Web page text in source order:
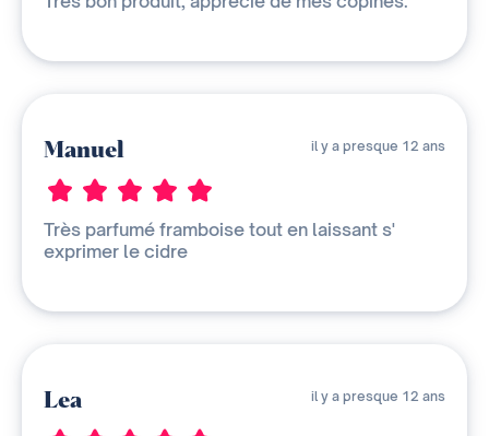
Manuel il y a presque 12 ans
Très parfumé framboise tout en laissant s'
exprimer le cidre
Lea il y a presque 12 ans